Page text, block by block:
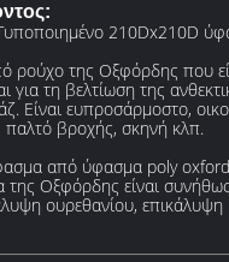
210Dx210D
ρούχο της Οξφόρδης που
για τη βελτίωση της
Είναι ευπροσάρμοστο,
παλτό βροχής, σκηνή κλπ.
από ύφασμα poly
Οξφόρδης είναι
ουρεθανίου,